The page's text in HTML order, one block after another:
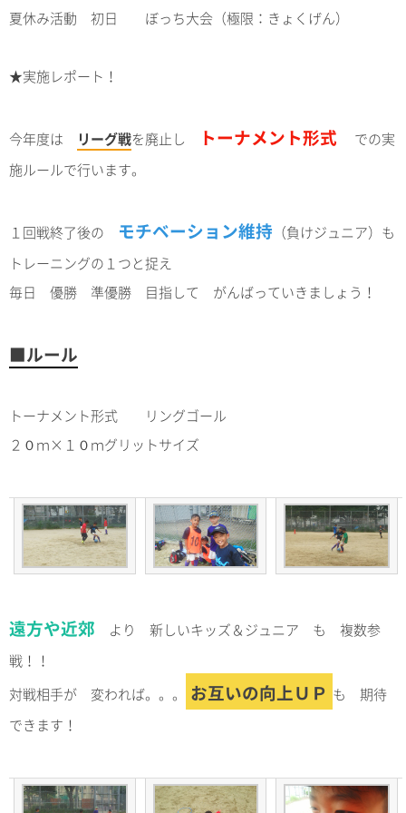
夏休み活動 初日 ぼっち大会（極限：きょくげん）
★実施レポート！
今年度は リーグ戦を廃止し トーナメント形式
での実
施ルールで行います。
１回戦終了後の モチベーション維持 （負けジュニア）も
トレーニングの１つと捉え
毎日 優勝 準優勝 目指して がんばっていきましょう！
■ルール
トーナメント形式 リングゴール
２０ｍ×１０ｍグリットサイズ
遠方や近郊 より 新しいキッズ＆ジュニア も 複数参
戦！！
対戦相手が 変われば。。。
お互いの向上ＵＰ も 期待
できます！